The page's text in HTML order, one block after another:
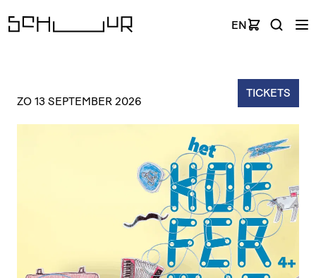
EN
TICKETS
ZO 13 SEPTEMBER 2026